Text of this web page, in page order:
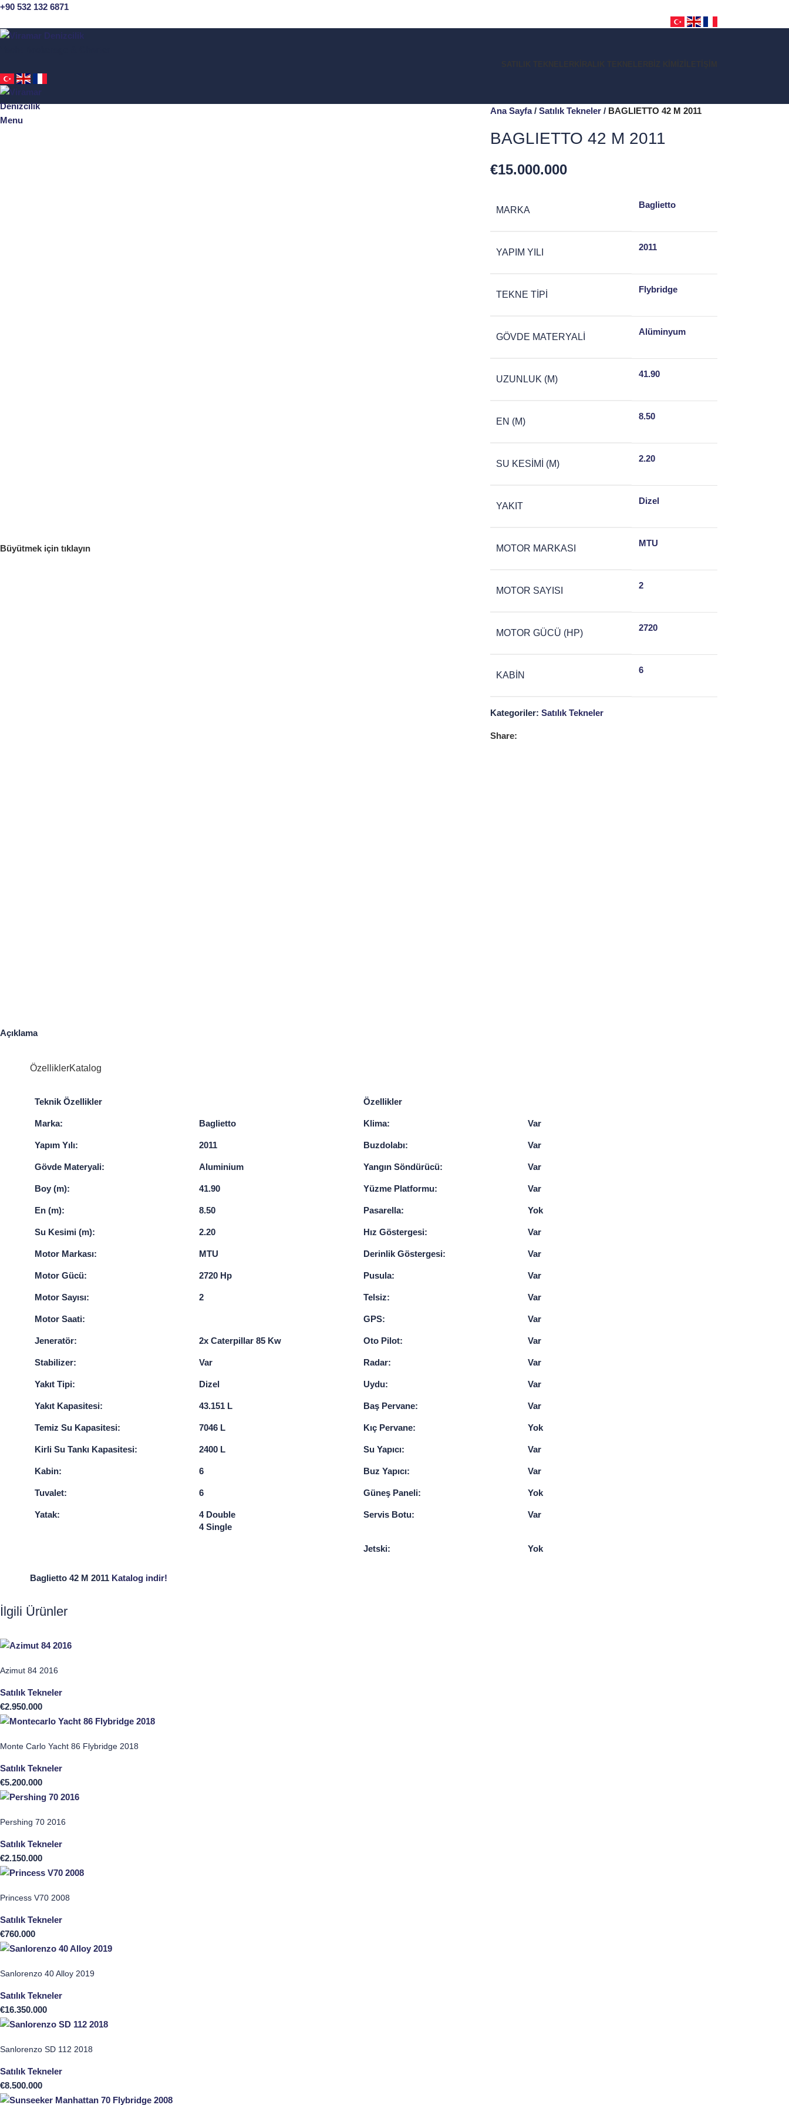
+90 532 132 6871
Menu
Büyütmek için tıklayın
Ana Sayfa Satılık Tekneler BAGLIETTO 42 M 2011
BAGLIETTO 42 M 2011
€15.000.000
MARKA
Baglietto
YAPIM YILI
2011
TEKNE TIPI
Flybridge
GÖVDE MATERYALI
Alüminyum
UZUNLUK (M)
41.90
EN (M)
8.50
SU KESIMI (M)
2.20
YAKIT
Dizel
MOTOR MARKASI
MTU
MOTOR SAYISI
2
MOTOR GÜCÜ (HP)
2720
KABIN
6
Kategoriler: Satılık Tekneler
Share:
Açıklama
ÖzelliklerKatalog
Teknik Özellikler Özellikler
Marka: Baglietto Klima: Var
Yapım Yılı: 2011 Buzdolabı: Var
Gövde Materyali: Aluminium Yangın Söndürücü: Var
Boy (m): 41.90 Yüzme Platformu: Var
En (m): 8.50 Pasarella: Yok
Su Kesimi (m): 2.20 Hız Göstergesi: Var
Motor Markası: MTU Derinlik Göstergesi: Var
Motor Gücü: 2720 Hp Pusula: Var
Motor Sayısı: 2 Telsiz: Var
Motor Saati: GPS: Var
Jeneratör: 2x Caterpillar 85 Kw Oto Pilot: Var
Stabilizer: Var Radar: Var
Yakıt Tipi: Dizel Uydu: Var
Yakıt Kapasitesi: 43.151 L Baş Pervane: Var
Temiz Su Kapasitesi: 7046 L Kıç Pervane: Yok
Kirli Su Tankı Kapasitesi: 2400 L Su Yapıcı: Var
Kabin: 6 Buz Yapıcı: Var
Tuvalet: 6 Güneş Paneli: Yok
Yatak:
4 Double
4 Single
Servis Botu: Var
Jetski: Yok
Baglietto 42 M 2011 Katalog indir!
İlgili Ürünler
Azimut 84 2016
Satılık Tekneler
€2.950.000
Monte Carlo Yacht 86 Flybridge 2018
Satılık Tekneler
€5.200.000
Pershing 70 2016
Satılık Tekneler
€2.150.000
Princess V70 2008
Satılık Tekneler
€760.000
Sanlorenzo 40 Alloy 2019
Satılık Tekneler
€16.350.000
Sanlorenzo SD 112 2018
Satılık Tekneler
€8.500.000